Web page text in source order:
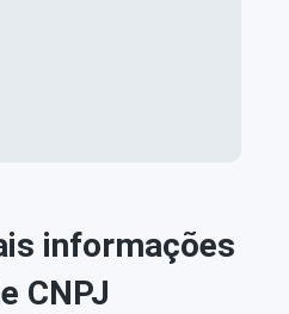
informações
CNPJ